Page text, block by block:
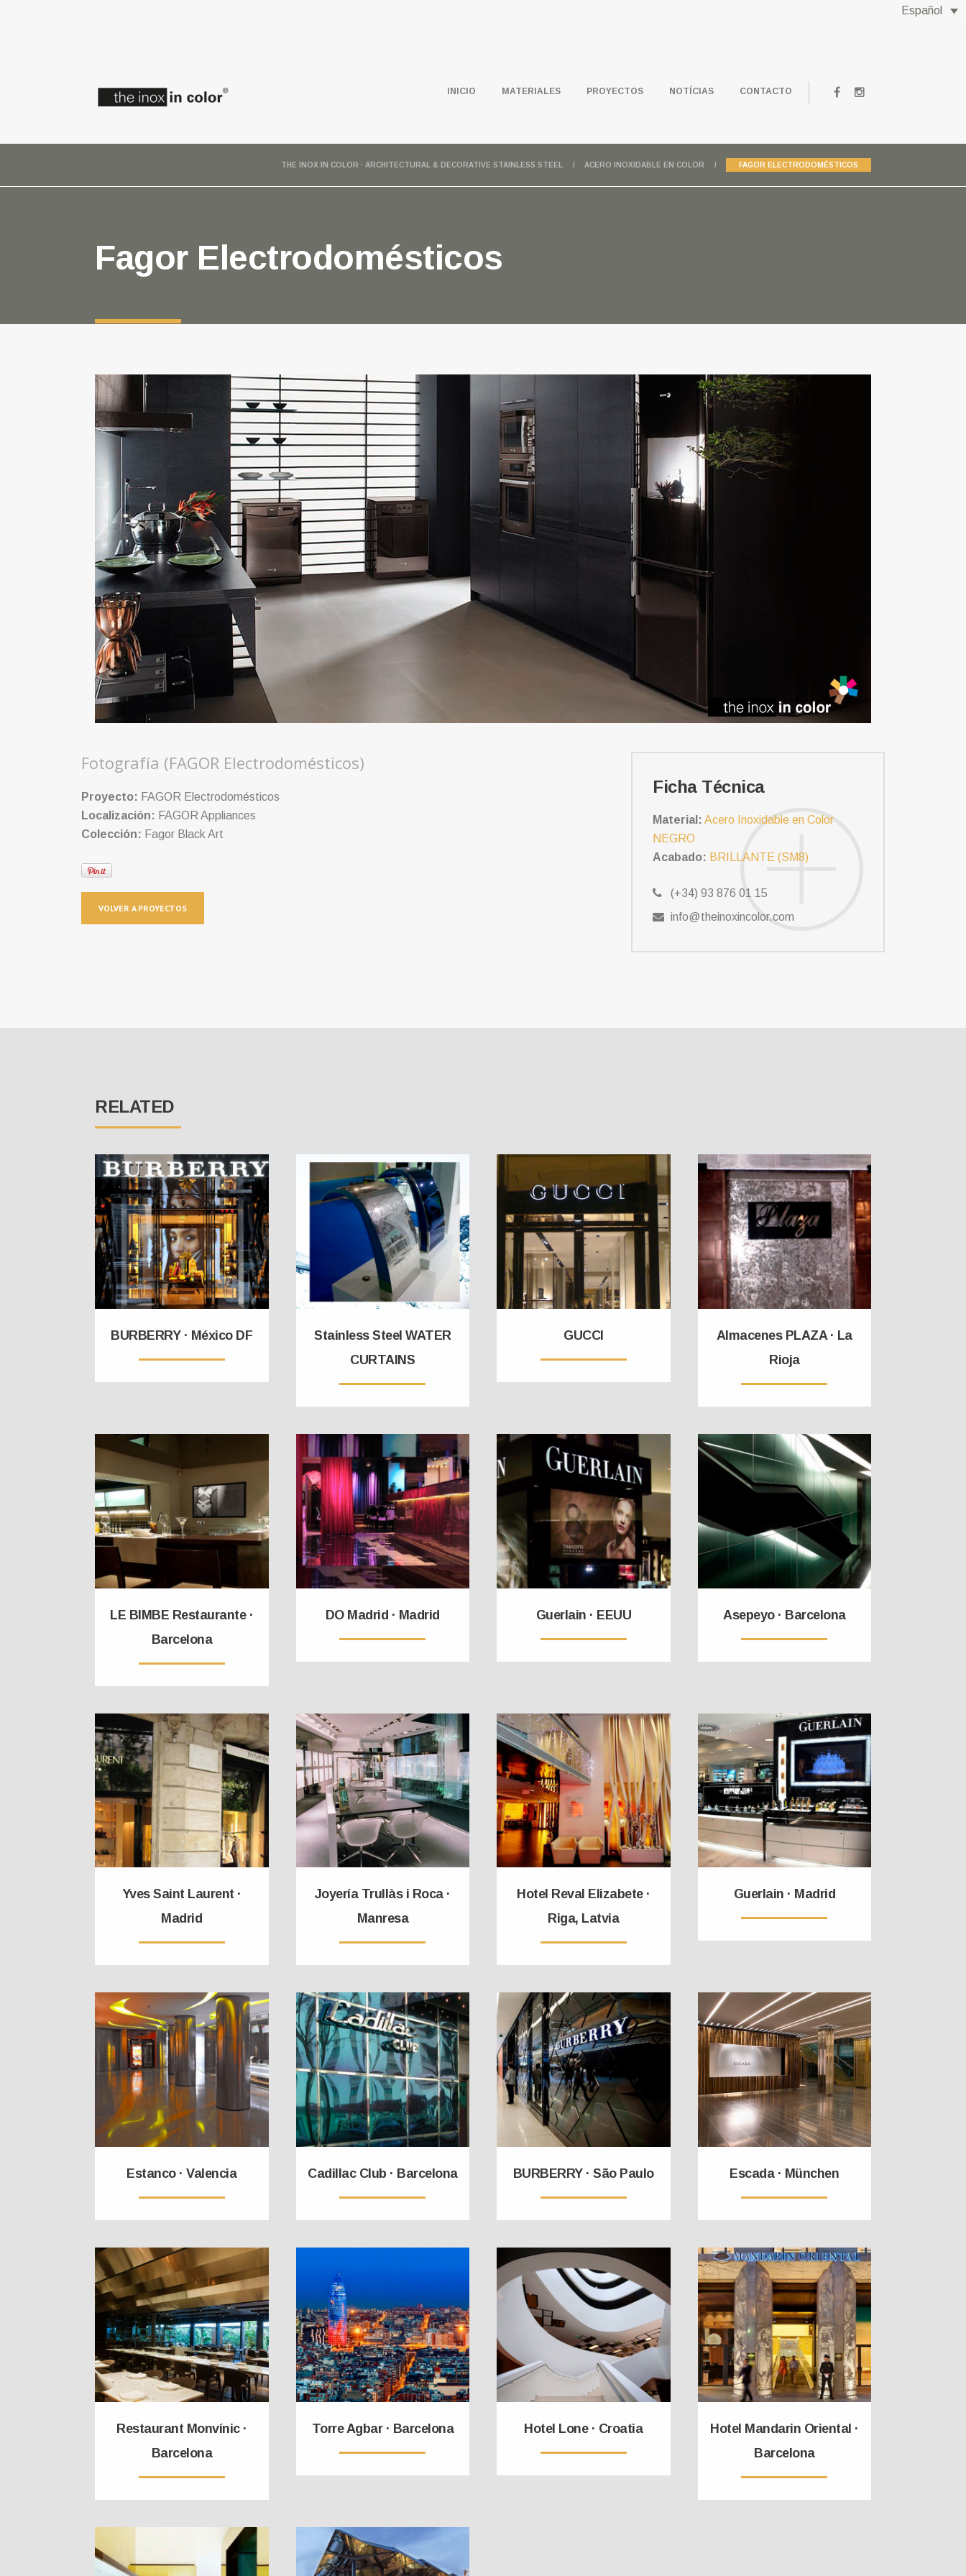
Español
INICIO MATERIALES PROYECTOS NOTÍCIAS CONTACTO
THE INOX IN COLOR · ARCHITECTURAL & DECORATIVE STAINLESS STEEL ACERO INOXIDABLE EN COLOR FAGOR ELECTRODOMÉSTICOS
Fagor Electrodomésticos
Fotografía (FAGOR Electrodomésticos)
Proyecto: FAGOR Electrodomésticos
Localización: FAGOR Appliances
Colección: Fagor Black Art
VOLVER A PROYECTOS
Ficha Técnica
Material: Acero Inoxidable en Color
NEGRO
Acabado: BRILLANTE (SM8)
(+34) 93 876 01 15
info@theinoxincolor.com
RELATED
BURBERRY · México DF
Stainless Steel WATER
CURTAINS
GUCCI
Almacenes PLAZA · La
Rioja
LE BIMBE Restaurante ·
Barcelona
DO Madrid · Madrid Guerlain · EEUU Asepeyo · Barcelona
Yves Saint Laurent ·
Madrid
Joyería Trullàs i Roca ·
Manresa
Hotel Reval Elizabete ·
Riga, Latvia
Guerlain · Madrid
Estanco · Valencia Cadillac Club · Barcelona BURBERRY · São Paulo Escada · München
Restaurant Monvínic ·
Barcelona
Torre Agbar · Barcelona Hotel Lone · Croatia
Hotel Mandarin Oriental ·
Barcelona